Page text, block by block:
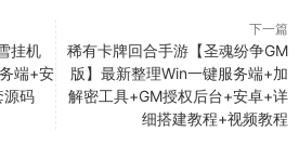
挂机
端+安
源码
下一篇
稀有卡牌回合手游【圣魂纷争GM
版】最新整理Win一键服务端+加
解密工具+GM授权后台+安卓+详
细搭建教程+视频教程